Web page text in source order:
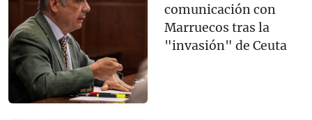
comunicación con
Marruecos tras la
"invasión" de Ceuta